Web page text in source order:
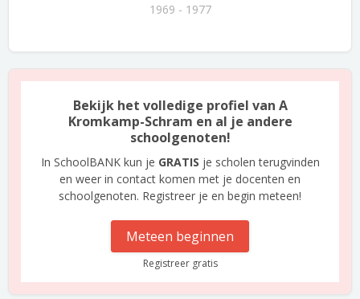
1969 - 1977
Bekijk het volledige profiel van A
Kromkamp-Schram en al je andere
schoolgenoten!
In SchoolBANK kun je GRATIS je scholen terugvinden
en weer in contact komen met je docenten en
schoolgenoten. Registreer je en begin meteen!
Meteen beginnen
Registreer gratis